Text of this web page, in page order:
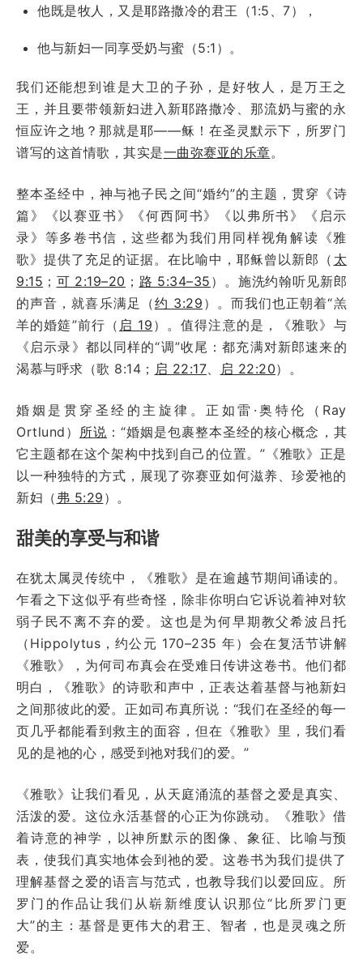
他既是牧人，又是耶路撒冷的君王（1:5、7），
他与新妇一同享受奶与蜜（5:1）。
我们还能想到谁是大卫的子孙，是好牧人，是万王之
王，并且要带领新妇进入新耶路撒冷、那流奶与蜜的永
恒应许之地？那就是耶——稣！在圣灵默示下，所罗门
谱写的这首情歌，其实是一曲弥赛亚的乐章。
整本圣经中，神与祂子民之间“婚约”的主题，贯穿《诗
篇》《以赛亚书》《何西阿书》《以弗所书》《启示
录》等多卷书信，这些都为我们用同样视角解读《雅
歌》提供了充足的证据。在比喻中，耶稣曾以新郎（ 太
9:15 ； 可 2:19–20 ； 路 5:34–35 ）。施洗约翰听见新郎
的声音，就喜乐满足（约 3:29 ）。而我们也正朝着“羔
羊的婚筵”前行（ 启 19 ）。值得注意的是，《雅歌》与
《启示录》都以同样的“调”收尾：都充满对新郎速来的
渴慕与呼求（歌 8:14； 启 22:17 启 22:20）。
婚姻是贯穿圣经的主旋律。正如雷·奥特伦（Ray
Ortlund） 所说 ：“婚姻是包裹整本圣经的核心概念，其
它主题都在这个架构中找到自己的位置。”《雅歌》正是
以一种独特的方式，展现了弥赛亚如何滋养、珍爱祂的
新妇（ 弗 5:29 ）。
甜美的享受与和谐
在犹太属灵传统中，《雅歌》是在逾越节期间诵读的。
乍看之下这似乎有些奇怪，除非你明白它诉说着神对软
弱子民不离不弃的爱。这也是为何早期教父希波吕托
（Hippolytus，约公元 170–235 年）会在复活节讲解
《雅歌》，为何司布真会在受难日传讲这卷书。他们都
明白，《雅歌》的诗歌和声中，正表达着基督与祂新妇
之间那彼此的爱。正如司布真所说：“我们在圣经的每一
页几乎都能看到救主的面容，但在《雅歌》里，我们看
见的是祂的心，感受到祂对我们的爱。”
《雅歌》让我们看见，从天庭涌流的基督之爱是真实、
活泼的爱。这位永活基督的心正为你跳动。《雅歌》借
着诗意的神学，以神所默示的图像、象征、比喻与预
表，使我们真实地体会到祂的爱。这卷书为我们提供了
理解基督之爱的语言与范式，也教导我们以爱回应。所
罗门的作品让我们从崭新维度认识那位“比所罗门更
大”的主：基督是更伟大的君王、智者，也是灵魂之所
爱。